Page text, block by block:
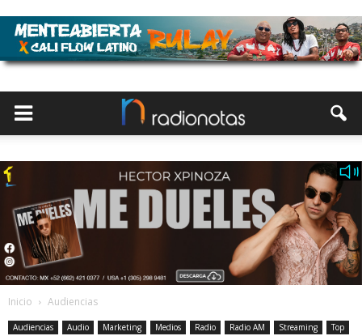
Inicio Audiencias
Audiencias Audio Marketing Medios Radio Radio AM Streaming Top